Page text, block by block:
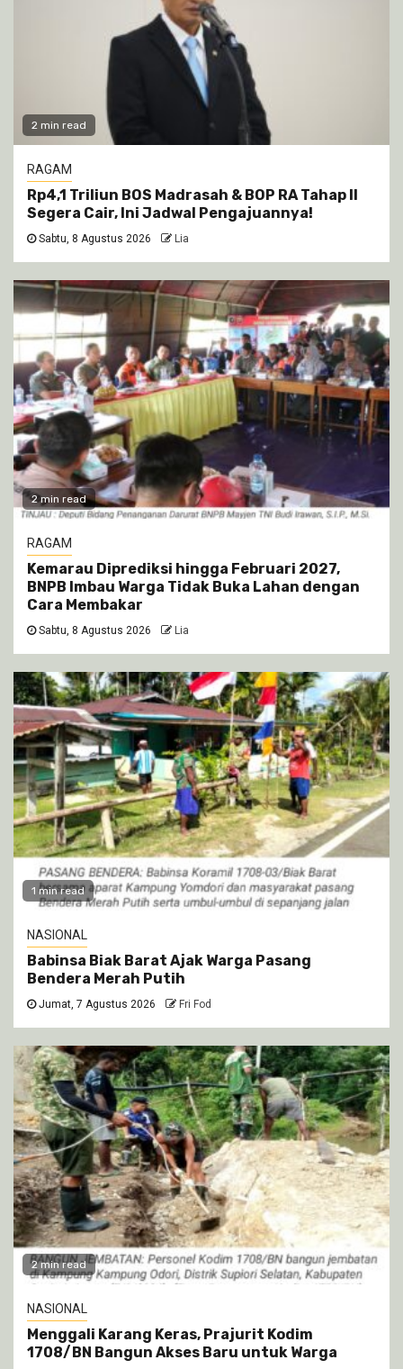
2 min read
RAGAM
Rp4,1 Triliun BOS Madrasah & BOP RA Tahap II
Segera Cair, Ini Jadwal Pengajuannya!
Sabtu, 8 Agustus 2026 Lia
2 min read
RAGAM
Kemarau Diprediksi hingga Februari 2027,
BNPB Imbau Warga Tidak Buka Lahan dengan
Cara Membakar
Sabtu, 8 Agustus 2026 Lia
1 min read
NASIONAL
Babinsa Biak Barat Ajak Warga Pasang
Bendera Merah Putih
Jumat, 7 Agustus 2026 Fri Fod
2 min read
NASIONAL
Menggali Karang Keras, Prajurit Kodim
1708/BN Bangun Akses Baru untuk Warga